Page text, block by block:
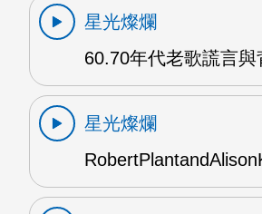
星光燦爛
60.70年代老歌謊言與
星光燦爛